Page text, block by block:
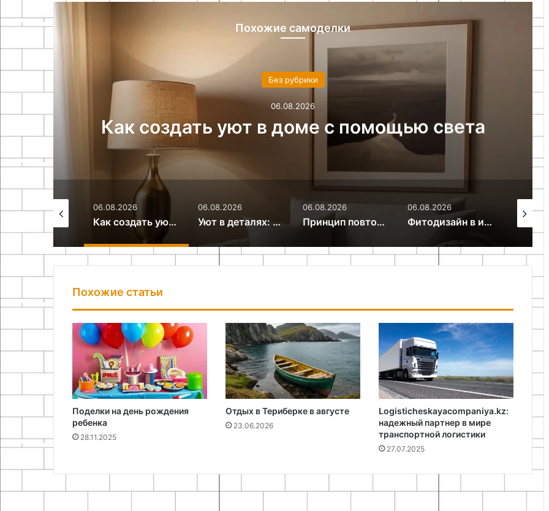
Похожие самоделки
Уют в деталях: как декоративные подушки и
пледы преображают интерьер
06.08.2026
Уют в деталях: как декоративные подушки и пледы преображают интерьер
06.08.2026
Принцип повторения в интерьере: создаем ритм и гармонию
06.08.2026
Фитодизайн в интерьере: как создать зеленый оазис в квартире
06.08.2026
Корзина для белья из искусственного ротанга своими руками: пошаговый мастер-класс
Похожие статьи
Поделки на день рождения
ребенка
28.11.2025
Отдых в Териберке в августе
23.06.2026
Logisticheskayacompaniya.kz:
надежный партнер в мире
транспортной логистики
27.07.2025